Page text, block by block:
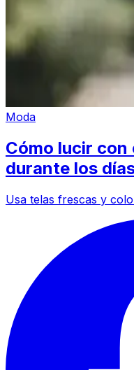
Moda
Cómo lucir
durante los
Usa telas frescas y